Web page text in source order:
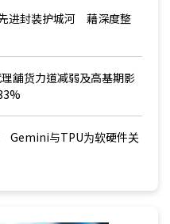
进封装护城河 藉深度整
舖货力道减弱及高基期影
Gemini与TPU为软硬件关